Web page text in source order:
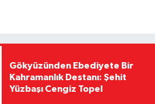
Gökyüzünden Ebediyete Bir
Kahramanlık Destanı: Şehit
Yüzbaşı Cengiz Topel